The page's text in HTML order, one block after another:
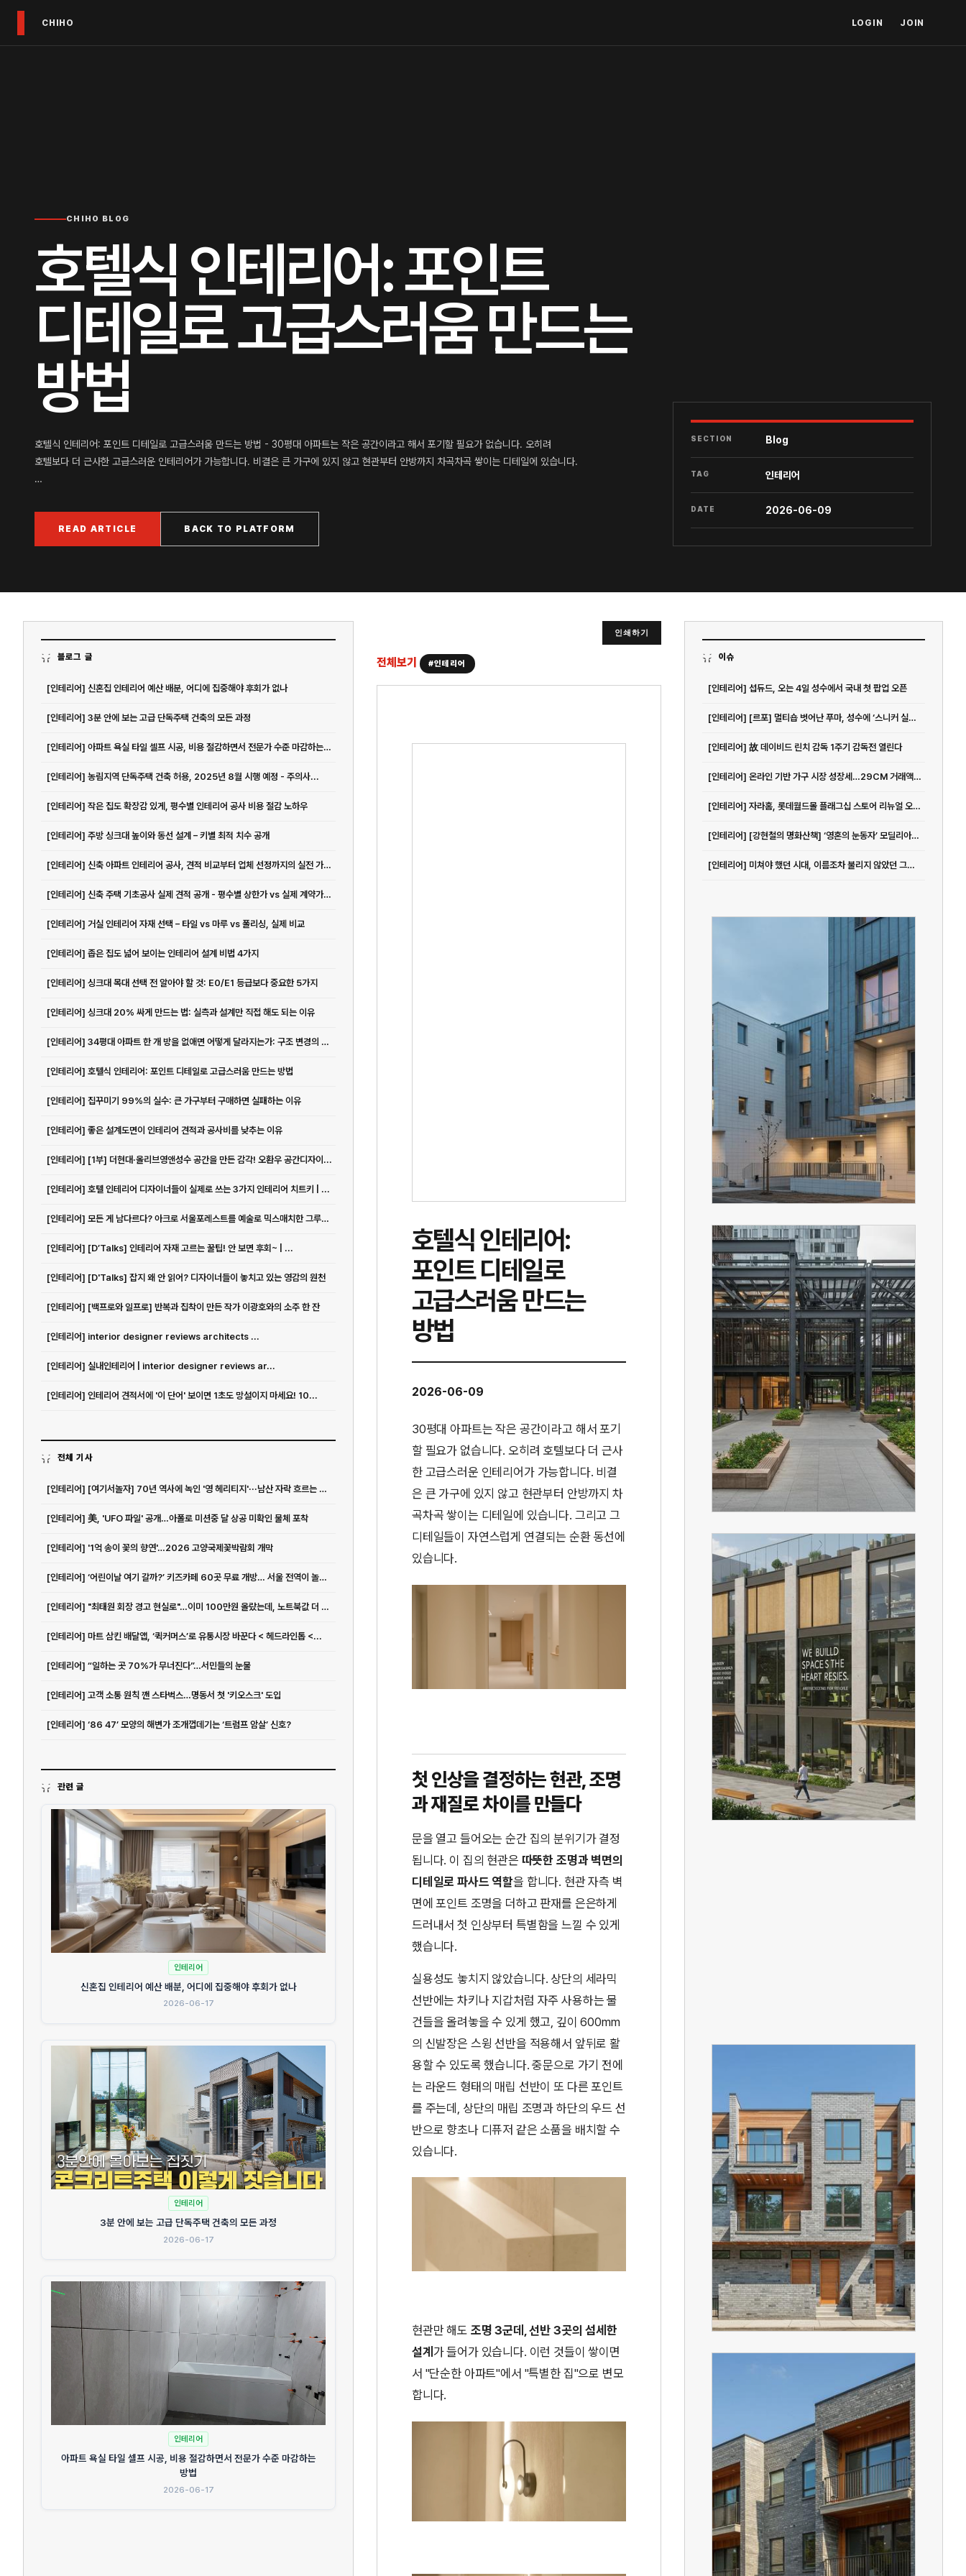
CHIHO LOGIN JOIN
CHIHO BLOG
호텔식 인테리어: 포인트
디테일로 고급스러움 만드는
방법
호텔식 인테리어: 포인트 디테일로 고급스러움 만드는 방법 - 30평대 아파트는 작은 공간이라고 해서 포기할 필요가 없습니다. 오히려
호텔보다 더 근사한 고급스러운 인테리어가 가능합니다. 비결은 큰 가구에 있지 않고 현관부터 안방까지 차곡차곡 쌓이는 디테일에 있습니다.
…
READ ARTICLE BACK TO PLATFORM
SECTION Blog
TAG 인테리어
DATE 2026-06-09
블로그 글
[인테리어] 신혼집 인테리어 예산 배분, 어디에 집중해야 후회가 없나
[인테리어] 3분 안에 보는 고급 단독주택 건축의 모든 과정
[인테리어] 아파트 욕실 타일 셀프 시공, 비용 절감하면서 전문가 수준 마감하는 방법
[인테리어] 농림지역 단독주택 건축 허용, 2025년 8월 시행 예정 - 주의사...
[인테리어] 작은 집도 확장감 있게, 평수별 인테리어 공사 비용 절감 노하우
[인테리어] 주방 싱크대 높이와 동선 설계 – 키별 최적 치수 공개
[인테리어] 신축 아파트 인테리어 공사, 견적 비교부터 업체 선정까지의 실전 가이드
[인테리어] 신축 주택 기초공사 실제 견적 공개 - 평수별 상한가 vs 실제 계약가 비교분석
[인테리어] 거실 인테리어 자재 선택 – 타일 vs 마루 vs 폴리싱, 실제 비교
[인테리어] 좁은 집도 넓어 보이는 인테리어 설계 비법 4가지
[인테리어] 싱크대 목대 선택 전 알아야 할 것: E0/E1 등급보다 중요한 5가지
[인테리어] 싱크대 20% 싸게 만드는 법: 실측과 설계만 직접 해도 되는 이유
[인테리어] 34평대 아파트 한 개 방을 없애면 어떻게 달라지는가: 구조 변경의 정석
[인테리어] 호텔식 인테리어: 포인트 디테일로 고급스러움 만드는 방법
[인테리어] 집꾸미기 99%의 실수: 큰 가구부터 구매하면 실패하는 이유
[인테리어] 좋은 설계도면이 인테리어 견적과 공사비를 낮추는 이유
[인테리어] [1부] 더현대·올리브영앤성수 공간을 만든 감각! 오환우 공간디자이...
[인테리어] 호텔 인테리어 디자이너들이 실제로 쓰는 3가지 인테리어 치트키 | ...
[인테리어] 모든 게 남다르다? 아크로 서울포레스트를 예술로 믹스매치한 그루스튜...
[인테리어] [D’Talks] 인테리어 자재 고르는 꿀팁! 안 보면 후회~ | ...
[인테리어] [D'Talks] 잡지 왜 안 읽어? 디자이너들이 놓치고 있는 영감의 원천
[인테리어] [백프로와 일프로] 반복과 집착이 만든 작가 이광호와의 소주 한 잔
[인테리어] interior designer reviews architects ...
[인테리어] 실내인테리어 | interior designer reviews ar...
[인테리어] 인테리어 견적서에 '이 단어' 보이면 1초도 망설이지 마세요! 10...
전체 기사
[인테리어] [여기서놀자] 70년 역사에 녹인 '영 헤리티지'···남산 자락 흐르는 앰...
[인테리어] 美, 'UFO 파일' 공개…아폴로 미션중 달 상공 미확인 물체 포착
[인테리어] '1억 송이 꽃의 향연'…2026 고양국제꽃박람회 개막
[인테리어] ‘어린이날 여기 갈까?’ 키즈카페 60곳 무료 개방… 서울 전역이 놀이...
[인테리어] "최태원 회장 경고 현실로"…이미 100만원 올랐는데, 노트북값 더 오른다고?
[인테리어] 마트 삼킨 배달앱, ‘퀵커머스’로 유통시장 바꾼다 < 헤드라인톱 <...
[인테리어] “일하는 곳 70%가 무너진다”…서민들의 눈물
[인테리어] 고객 소통 원칙 깬 스타벅스…명동서 첫 '키오스크' 도입
[인테리어] ‘86 47’ 모양의 해변가 조개껍데기는 ‘트럼프 암살’ 신호?
관련 글
인테리어
신혼집 인테리어 예산 배분, 어디에 집중해야 후회가 없나
2026-06-17
인테리어
3분 안에 보는 고급 단독주택 건축의 모든 과정
2026-06-17
인테리어
아파트 욕실 타일 셀프 시공, 비용 절감하면서 전문가 수준 마감하는
방법
2026-06-17
인쇄하기
전체보기 #인테리어
호텔식 인테리어:
포인트 디테일로
고급스러움 만드는
방법
2026-06-09
30평대 아파트는 작은 공간이라고 해서 포기
할 필요가 없습니다. 오히려 호텔보다 더 근사
한 고급스러운 인테리어가 가능합니다. 비결
은 큰 가구에 있지 않고 현관부터 안방까지 차
곡차곡 쌓이는 디테일에 있습니다. 그리고 그
디테일들이 자연스럽게 연결되는 순환 동선에
있습니다.
첫 인상을 결정하는 현관, 조명
과 재질로 차이를 만들다
문을 열고 들어오는 순간 집의 분위기가 결정
됩니다. 이 집의 현관은 따뜻한 조명과 벽면의
디테일로 파사드 역할을 합니다. 현관 자측 벽
면에 포인트 조명을 더하고 판재를 은은하게
드러내서 첫 인상부터 특별함을 느낄 수 있게
했습니다.
실용성도 놓치지 않았습니다. 상단의 세라믹
선반에는 차키나 지갑처럼 자주 사용하는 물
건들을 올려놓을 수 있게 했고, 깊이 600mm
의 신발장은 스윙 선반을 적용해서 앞뒤로 활
용할 수 있도록 했습니다. 중문으로 가기 전에
는 라운드 형태의 매립 선반이 또 다른 포인트
를 주는데, 상단의 매립 조명과 하단의 우드 선
반으로 향초나 디퓨저 같은 소품을 배치할 수
있습니다.
현관만 해도 조명 3군데, 선반 3곳의 섬세한
설계 가 들어가 있습니다. 이런 것들이 쌓이면
서 "단순한 아파트"에서 "특별한 집"으로 변모
합니다.
이슈
[인테리어] 섭듀드, 오는 4일 성수에서 국내 첫 팝업 오픈
[인테리어] [르포] 멀티숍 벗어난 푸마, 성수에 ‘스니커 실험실’ 만든 이유 - 아시아투데이
[인테리어] 故 데이비드 린치 감독 1주기 감독전 열린다
[인테리어] 온라인 기반 가구 시장 성장세…29CM 거래액 전년대비 40% 증가
[인테리어] 자라홈, 롯데월드몰 플래그십 스토어 리뉴얼 오픈 < 유통소비자 < 생활경제 < 기사본문 - 이뉴스투데이
[인테리어] [강현철의 명화산책] ‘영혼의 눈동자’ 모딜리아니 ‘잔 에뷔테른’
[인테리어] 미쳐야 했던 시대, 이름조차 불리지 않았던 그들 ‘초현실주의와 한국근...